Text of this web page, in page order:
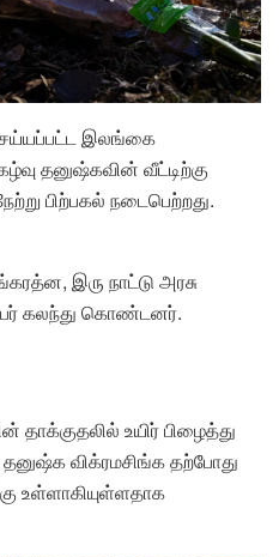
இலங்கை
தனுஷ்கவின் வீட்டிற்கு
பிற்பகல் நடைபெற்றது.
இரு நாட்டு அரசு
பேர் கலந்து கொண்டனர்.
உயிர் பிழைத்து
விக்ரமசிங்க தற்போது
உள்ளாகியுள்ளதாக